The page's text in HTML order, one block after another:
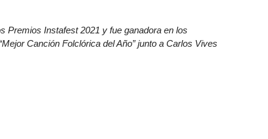
Premios Instafest 2021 y fue ganadora en los
Canción Folclórica del Año” junto a Carlos Vives